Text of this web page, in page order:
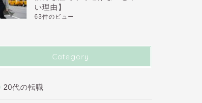
い理由】
63件のビュー
Category
20代の転職